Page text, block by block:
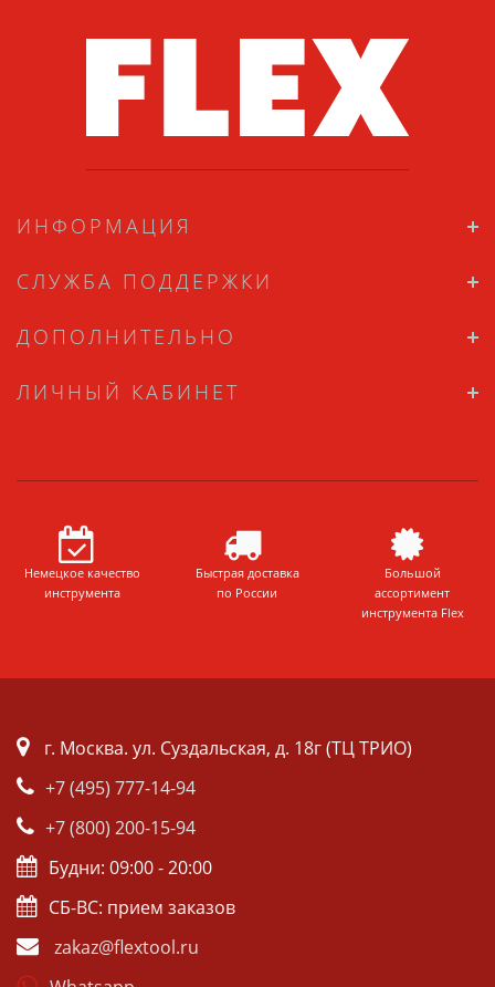
ИНФОРМАЦИЯ
СЛУЖБА ПОДДЕРЖКИ
ДОПОЛНИТЕЛЬНО
ЛИЧНЫЙ КАБИНЕТ
Немецкое качество
инструмента
Быстрая доставка
по России
Большой
ассортимент
инструмента Flex
г. Москва. ул. Суздальская, д. 18г (ТЦ ТРИО)
+7 (495) 777-14-94
+7 (800) 200-15-94
Будни: 09:00 - 20:00
СБ-ВС: прием заказов
zakaz@flextool.ru